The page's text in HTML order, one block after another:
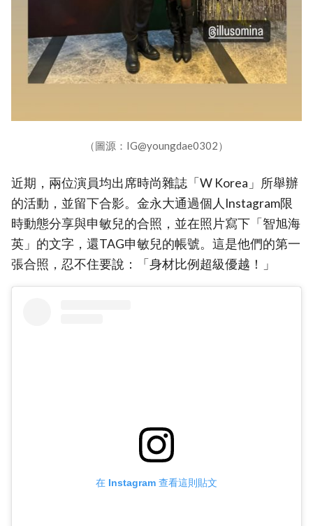
（圖源：IG@youngdae0302）
近期，兩位演員均出席時尚雜誌「W Korea」所舉辦
的活動，並留下合影。金永大通過個人Instagram限
時動態分享與申敏兒的合照，並在照片寫下「智旭海
英」的文字，還TAG申敏兒的帳號。這是他們的第一
張合照，忍不住要說：「身材比例超級優越！」
在 Instagram 查看這則貼文